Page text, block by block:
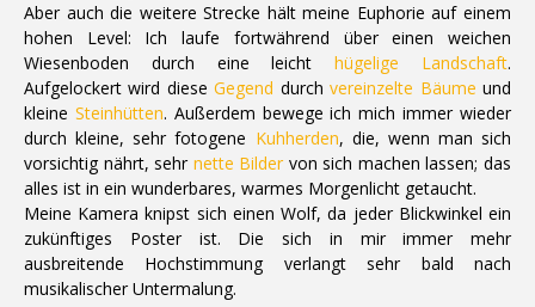
Aber auch die weitere Strecke hält meine Euphorie auf einem
hohen Level: Ich laufe fortwährend über einen weichen
Wiesenboden durch eine leichthügelige Landschaft.
Aufgelockert wird dieseGegend durchvereinzelte Bäume und
kleine Steinhütten. Außerdem bewege ich mich immer wieder
durch kleine, sehr fotogene Kuhherden, die, wenn man sich
vorsichtig nährt, sehr nette Bilder von sich machen lassen; das
alles ist in ein wunderbares, warmes Morgenlicht getaucht.
Meine Kamera knipst sich einen Wolf, da jeder Blickwinkel ein
zukünftiges Poster ist. Die sich in mir immer mehr
ausbreitende Hochstimmung verlangt sehr bald nach
musikalischer Untermalung.